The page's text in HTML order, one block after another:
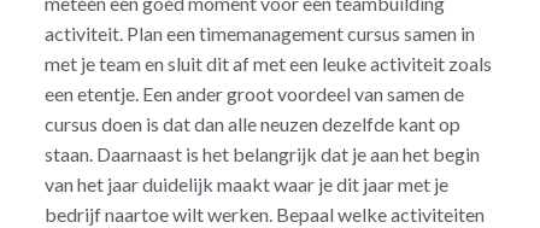
activiteit. Plan een timemanagement cursus samen in
met je team en sluit dit af met een leuke activiteit zoals
een etentje. Een ander groot voordeel van samen de
cursus doen is dat dan alle neuzen dezelfde kant op
staan. Daarnaast is het belangrijk dat je aan het begin
van het jaar duidelijk maakt waar je dit jaar met je
bedrijf naartoe wilt werken. Bepaal welke activiteiten